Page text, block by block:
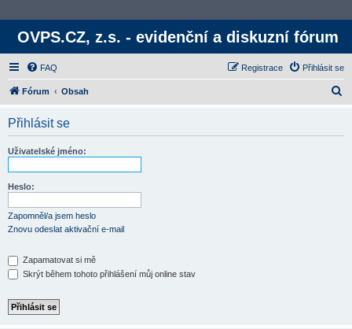
OVPS.CZ, z.s. - evidenční a diskuzní fórum
FAQ Přihlásit se
Registrace
Fórum Obsah
Přihlásit se
Uživatelské jméno:
Heslo:
Zapomněl/a jsem heslo
Znovu odeslat aktivační e-mail
Zapamatovat si mě
Skrýt během tohoto přihlášení můj online stav